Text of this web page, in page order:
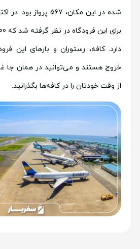
دارد. کافه، رستوران و بارهای این
خروج هستند و می‌توانید در همان جا
از وقت خودتان را در کافه‌ها بگذرانید.